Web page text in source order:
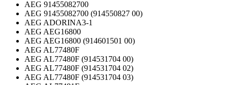
AEG 91455082700
AEG 91455082700 (914550827 00)
AEG ADORINA3-1
AEG AEG16800
AEG AEG16800 (914601501 00)
AEG AL77480F
AEG AL77480F (914531704 00)
AEG AL77480F (914531704 02)
AEG AL77480F (914531704 03)